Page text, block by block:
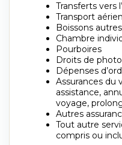
Transferts vers
Transport
Boissons
Chambre
Pourboires
Droits de photo
Dépenses
Assurances du
assistance,
voyage,
Autres
Tout autre
compris ou